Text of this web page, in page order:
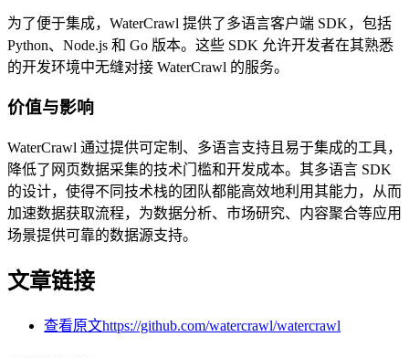
为了便于集成，WaterCrawl 提供了多语言客户端 SDK，包括
Python、Node.js 和 Go 版本。这些 SDK 允许开发者在其熟悉
的开发环境中无缝对接 WaterCrawl 的服务。
价值与影响
WaterCrawl 通过提供可定制、多语言支持且易于集成的工具，
降低了网页数据采集的技术门槛和开发成本。其多语言 SDK
的设计，使得不同技术栈的团队都能高效地利用其能力，从而
加速数据获取流程，为数据分析、市场研究、内容聚合等应用
场景提供可靠的数据源支持。
文章链接
查看原文https://github.com/watercrawl/watercrawl